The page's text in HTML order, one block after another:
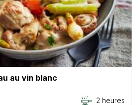
au vin blanc
2 heures